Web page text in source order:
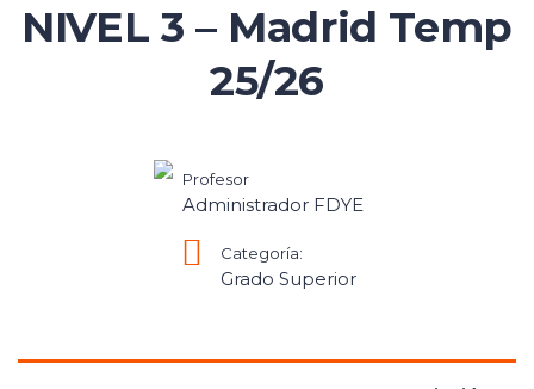
NIVEL 3 – Madrid Temp
25/26
Profesor
Administrador FDYE
Categoría:
Grado Superior